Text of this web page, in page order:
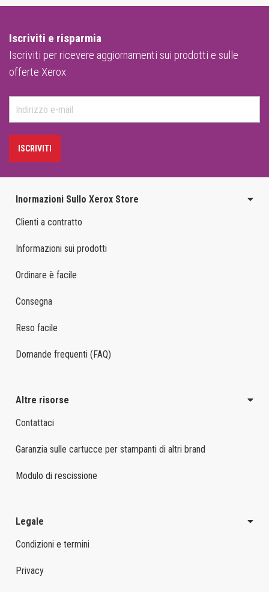
Iscriviti e risparmia
Iscriviti per ricevere aggiornamenti sui prodotti e sulle
offerte Xerox
ISCRIVITI
Inormazioni Sullo Xerox Store
Clienti a contratto
Informazioni sui prodotti
Ordinare è facile
Consegna
Reso facile
Domande frequenti (FAQ)
Altre risorse
Contattaci
Garanzia sulle cartucce per stampanti di altri brand
Modulo di rescissione
Legale
Condizioni e termini
Privacy